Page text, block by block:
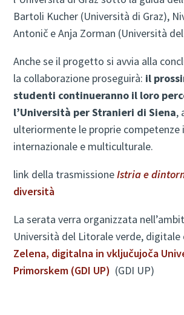
Bartoli Kucher (Università di Graz),
Antonič e Anja Zorman (Università
Anche se il progetto si avvia alla
la collaborazione proseguirà: il
studenti continueranno il loro
l’Università per Stranieri di Siena,
ulteriormente le proprie competenze
internazionale e multiculturale.
link della trasmissioneIstria e
diversità
La serata verra organizzata
Università del Litorale verde, digitale
Zelena, digitalna in vključujoča
Primorskem (GDI UP) (GDI UP)